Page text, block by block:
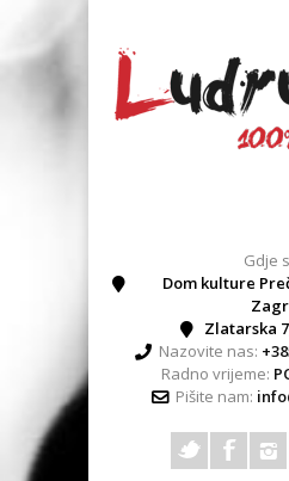
Gdje
Dom kulture
Zlatarska
Nazovite nas:
Radno vrijeme:
Pišite nam: